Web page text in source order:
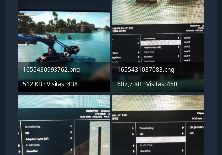
1655430993762.png
512 KB · Visitas: 438
1655431037083.png
607,7 KB · Visitas: 450